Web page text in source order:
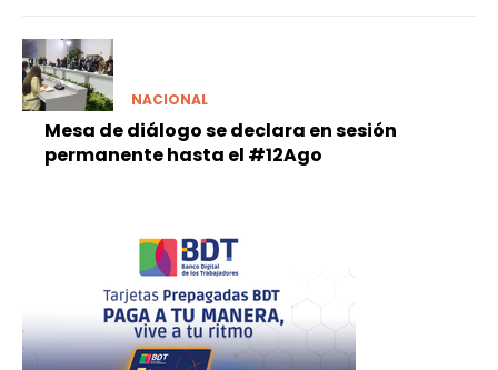
NACIONAL
Mesa de diálogo se declara en sesión
permanente hasta el #12Ago